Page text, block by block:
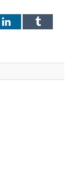
LinkedInTumblr